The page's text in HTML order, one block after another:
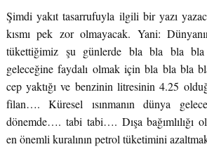
Şimdi yakıt tasarrufuyla ilgili bir yazı
kısmı pek zor olmayacak. Yani:
tükettiğimiz şu günlerde bla bla bla
geleceğine faydalı olmak için bla bla bla
cep yaktığı ve benzinin litresinin 4.25
filan…. Küresel ısınmanın dünya
dönemde…. tabi tabi…. Dışa bağımlılığı
en önemli kuralının petrol tüketimini